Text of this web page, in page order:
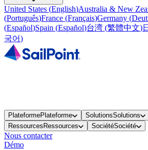
United States (English)Australia & New
(Português)France (Français)Germany (
(Español)Spain (Español)台湾 (繁體中文)
국어)
PlateformePlateforme SolutionsSolutions
Ressources Ressources SociétéSociété
Nous contacter
Démo